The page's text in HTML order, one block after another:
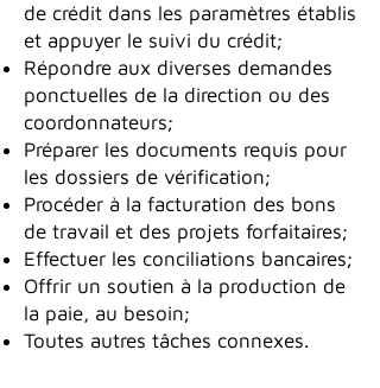
de crédit dans les paramètres établis
et appuyer le suivi du crédit;
Répondre aux diverses demandes
ponctuelles de la direction ou des
coordonnateurs;
Préparer les documents requis pour
les dossiers de vérification;
Procéder à la facturation des bons
de travail et des projets forfaitaires;
Effectuer les conciliations bancaires;
Offrir un soutien à la production de
la paie, au besoin;
Toutes autres tâches connexes.